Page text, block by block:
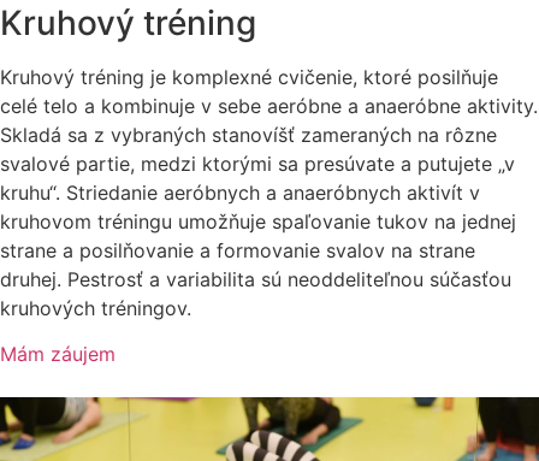
Kruhový tréning
Kruhový tréning je komplexné cvičenie, ktoré posilňuje
celé telo a kombinuje v sebe aeróbne a anaeróbne aktivity.
Skladá sa z vybraných stanovíšť zameraných na rôzne
svalové partie, medzi ktorými sa presúvate a putujete „v
kruhu“. Striedanie aeróbnych a anaeróbnych aktivít v
kruhovom tréningu umožňuje spaľovanie tukov na jednej
strane a posilňovanie a formovanie svalov na strane
druhej. Pestrosť a variabilita sú neoddeliteľnou súčasťou
kruhových tréningov.
Mám záujem